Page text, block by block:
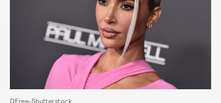
DFree-Shutterstock